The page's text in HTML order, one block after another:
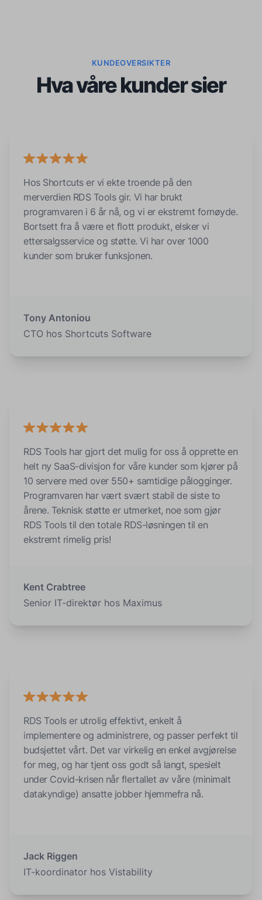
KUNDEOVERSIKTER
Hva våre kunder sier
Hos Shortcuts er vi ekte troende på den
merverdien RDS Tools gir. Vi har brukt
programvaren i 6 år nå, og vi er ekstremt fornøyde.
Bortsett fra å være et flott produkt, elsker vi
ettersalgsservice og støtte. Vi har over 1000
kunder som bruker funksjonen.
Tony Antoniou
CTO hos Shortcuts Software
RDS Tools har gjort det mulig for oss å opprette en
helt ny SaaS-divisjon for våre kunder som kjører på
10 servere med over 550+ samtidige pålogginger.
Programvaren har vært svært stabil de siste to
årene. Teknisk støtte er utmerket, noe som gjør
RDS Tools til den totale RDS-løsningen til en
ekstremt rimelig pris!
Kent Crabtree
Senior IT-direktør hos Maximus
RDS Tools er utrolig effektivt, enkelt å
implementere og administrere, og passer perfekt til
budsjettet vårt. Det var virkelig en enkel avgjørelse
for meg, og har tjent oss godt så langt, spesielt
under Covid-krisen når flertallet av våre (minimalt
datakyndige) ansatte jobber hjemmefra nå.
Jack Riggen
IT-koordinator hos Vistability